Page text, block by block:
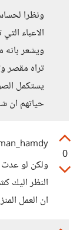
ونظرا
الاعباء
ويشعر بانه
تراه مقصر
يستكمل
حياتهم ان
0
ولكن لو عدت
النظر اليك
ان العمل